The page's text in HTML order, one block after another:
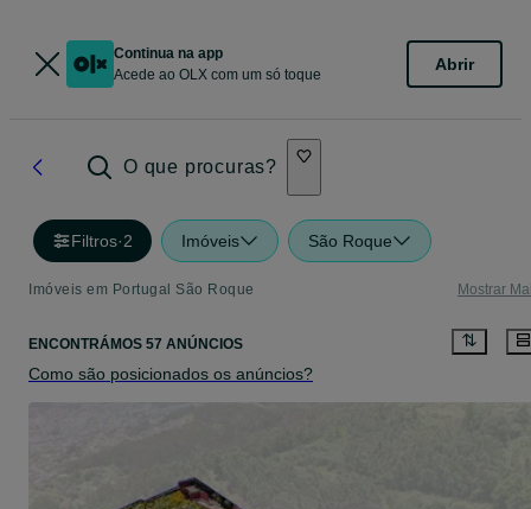
Continua na app
Acede ao OLX com um só toque
Abrir
O que procuras?
Filtros·2 Imóveis São Roque
Imóveis em Portugal São Roque Mostrar
ENCONTRÁMOS 57 ANÚNCIOS
Como são posicionados os anúncios?